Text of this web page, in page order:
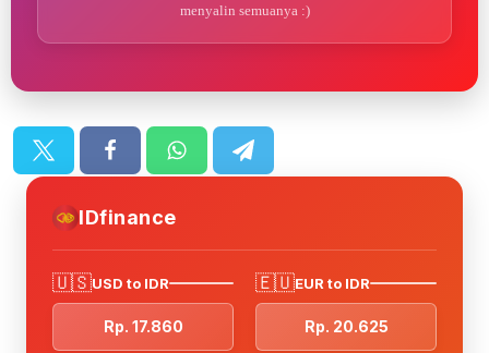
menyalin semuanya :)
IDfinance
🇺🇸USD to IDR
Rp. 17.860
🇪🇺EUR to IDR
Rp. 20.625